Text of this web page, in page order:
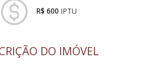
R$ 600 IPTU
DO IMÓVEL